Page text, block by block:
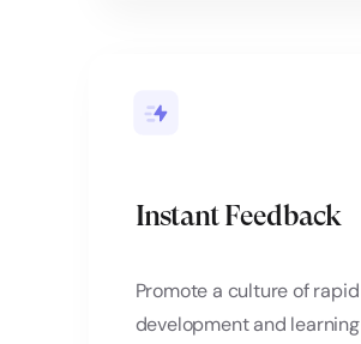
Instant Feedback
Promote a culture of rapid
development and learning